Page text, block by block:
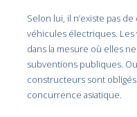
Selon lui, il n’existe pas
véhicules électriques.
dans la mesure où elles
subventions publiques.
constructeurs sont
concurrence asiatique.